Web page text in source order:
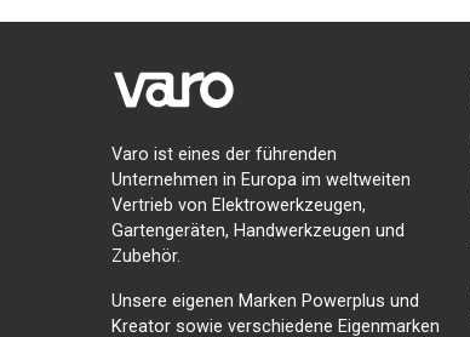
Varo ist eines der führenden
Unternehmen in Europa im weltweiten
Vertrieb von Elektrowerkzeugen,
Gartengeräten, Handwerkzeugen und
Zubehör.
Unsere eigenen Marken Powerplus und
Kreator sowie verschiedene Eigenmarken